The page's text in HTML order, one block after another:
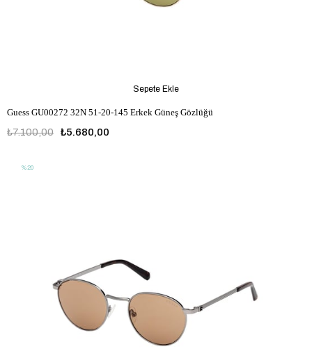
Guess GU00272 32N 51-20-145 Erkek Güneş Gözlüğü
₺5.680,00
₺7.100,00
Sepete Ekle
%20